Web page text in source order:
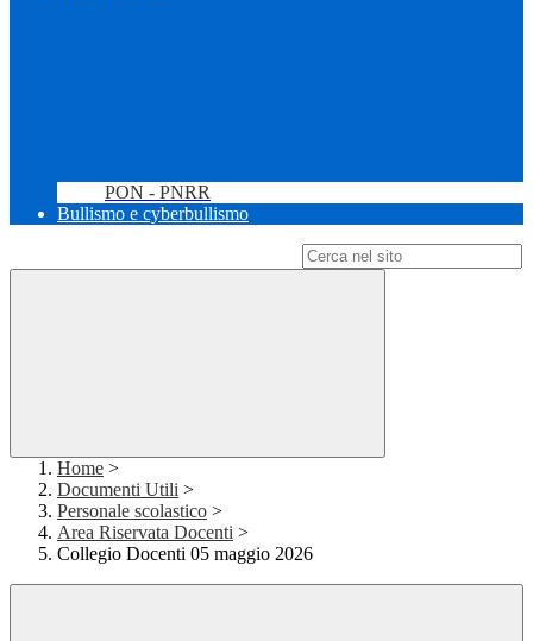
PON - PNRR
Bullismo e cyberbullismo
Home >
Documenti Utili >
Personale scolastico >
Area Riservata Docenti >
Collegio Docenti 05 maggio 2026